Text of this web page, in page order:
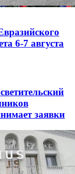
6-7 августа
заявки